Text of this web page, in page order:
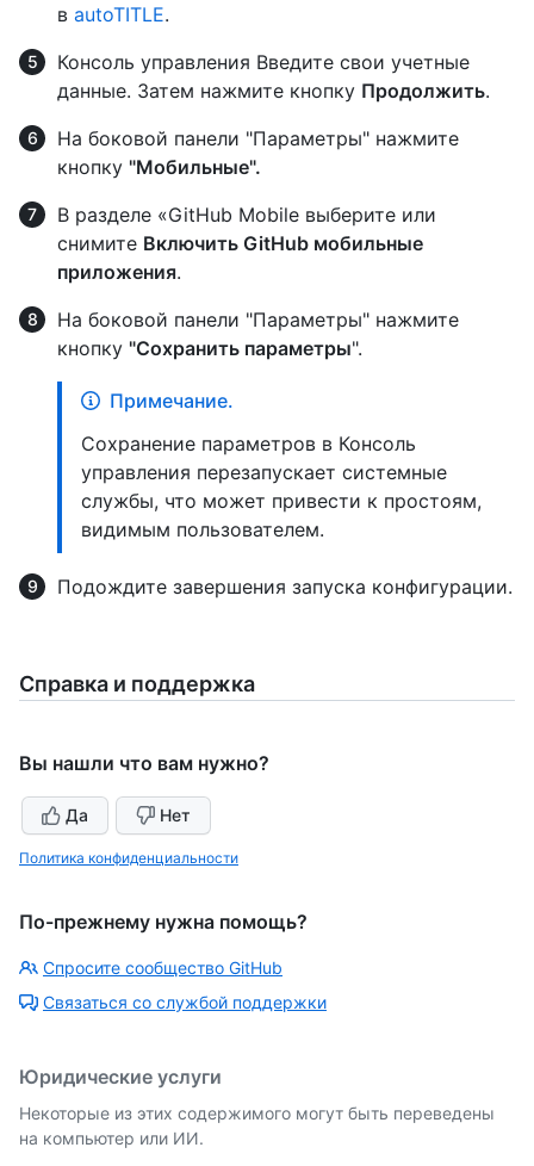
в autoTITLE.
Консоль управления Введите свои учетные
данные. Затем нажмите кнопку Продолжить.
На боковой панели "Параметры" нажмите
кнопку "Мобильные".
В разделе «GitHub Mobile выберите или
снимите Включить GitHub мобильные
приложения.
На боковой панели "Параметры" нажмите
кнопку "Сохранить параметры".
Примечание.
Сохранение параметров в Консоль
управления перезапускает системные
службы, что может привести к простоям,
видимым пользователем.
Подождите завершения запуска конфигурации.
Справка и поддержка
Вы нашли что вам нужно?
Да Нет
Политика конфиденциальности
По-прежнему нужна помощь?
Спросите сообщество GitHub
Связаться со службой поддержки
Юридические услуги
Некоторые из этих содержимого могут быть переведены
на компьютер или ИИ.